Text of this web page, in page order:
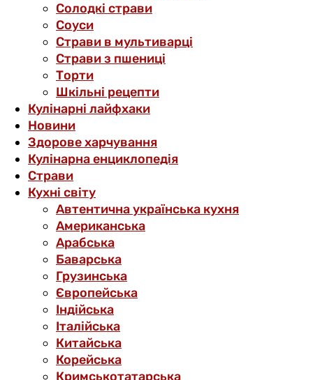
Солодкі страви
Соуси
Страви в мультиварці
Страви з пшениці
Торти
Шкільні рецепти
Кулінарні лайфхаки
Новини
Здорове харчування
Кулінарна енциклопедія
Страви
Кухні світу
Автентична українська кухня
Американська
Арабська
Баварська
Грузинська
Європейська
Індійська
Італійська
Китайська
Корейська
Кримськотатарська